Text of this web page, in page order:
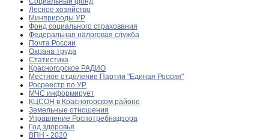
Лесное хозяйство
Минприроды УР
Фонд социального страхования
Федеральная налоговая служба
Почта России
Охрана труда
Статистика
Красногорское РАДИО
Местное отделение Партии "Единая Россия"
Росреестр по УР
МЧС информирует
КЦСОН в Красногорском районе
Земельные отношения
Управление Роспотребнадзора
Год здоровья
ВПН - 2020